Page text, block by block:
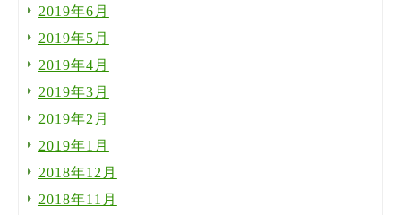
2019年6月
2019年5月
2019年4月
2019年3月
2019年2月
2019年1月
2018年12月
2018年11月